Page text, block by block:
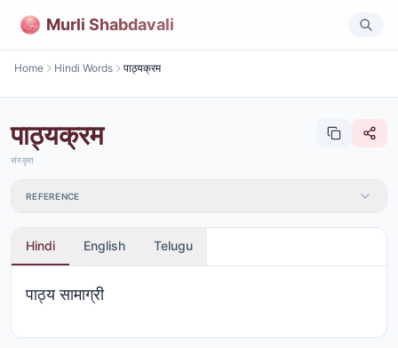
Murli Shabdavali
Home Hindi Words पाठ्यक्रम
पाठ्यक्रम
संस्कृत
REFERENCE
Hindi English Telugu
पाठ्य सामाग्री